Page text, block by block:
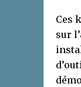
Ces
sur